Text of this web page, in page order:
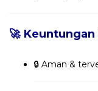
🚀
🔒 Aman &